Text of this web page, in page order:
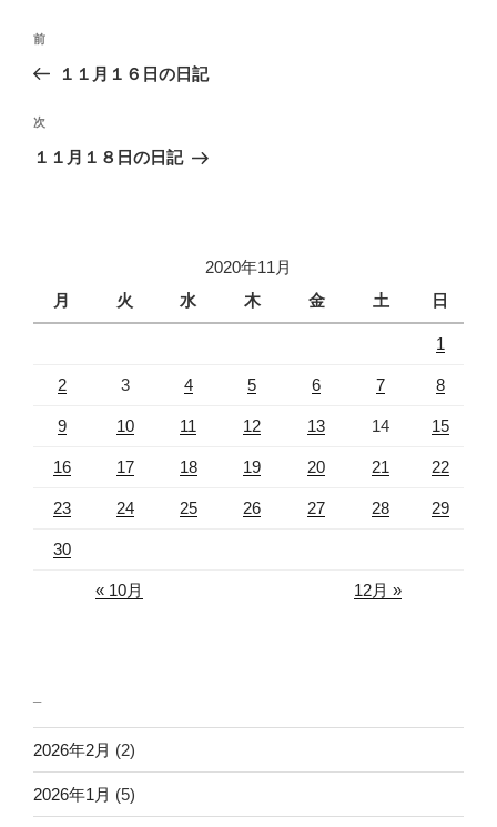
投
ビ
ゲ
過
去
投
稿
前
１１月１６日の日記
次
の
次
１１月１８日の日記
2020年11月
月
火 水 木 金 土 日
1
2 3 4 5 6 7 8
9 10 11 12 13 14 15
16 17 18 19 20 21 22
23 24 25 26 27 28 29
30
« 10月 12月 »
2026年2月 (2)
2026年1月 (5)